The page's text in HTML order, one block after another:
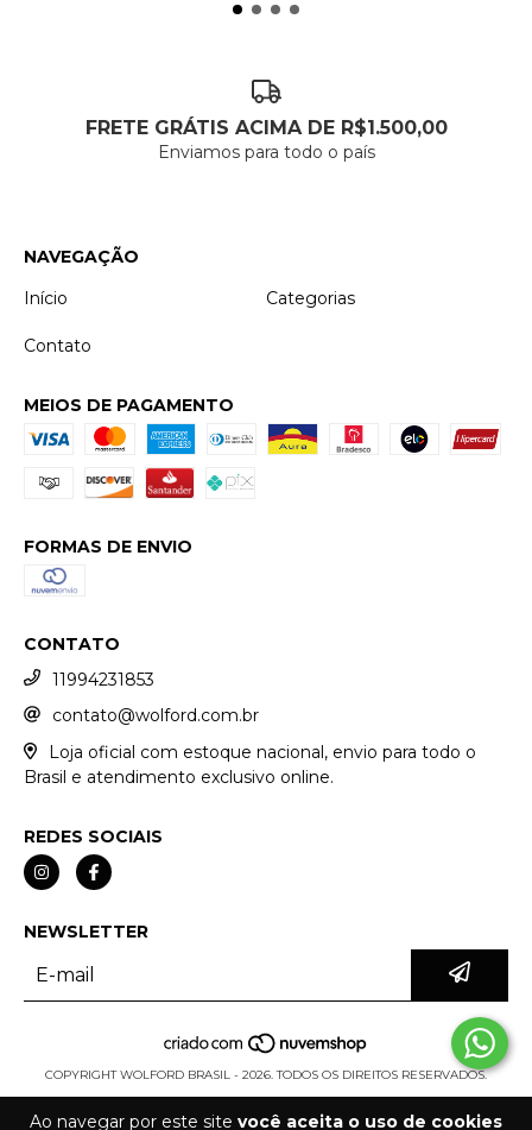
Ao navegar por este site você aceita o uso de cookies
FRETE GRÁTIS ACIMA DE R$1.500,00
Enviamos para todo o país
NAVEGAÇÃO
Início
Categorias
Contato
MEIOS DE PAGAMENTO
FORMAS DE ENVIO
CONTATO
11994231853
contato@wolford.com.br
Loja oficial com estoque nacional, envio para todo o
Brasil e atendimento exclusivo online.
REDES SOCIAIS
NEWSLETTER
COPYRIGHT WOLFORD BRASIL - 2026. TODOS OS DIREITOS RESERVADOS.